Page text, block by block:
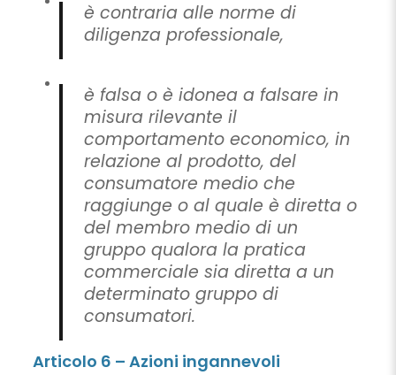
è contraria alle norme di
diligenza professionale,
è falsa o è idonea a falsare in
misura rilevante il
comportamento economico, in
relazione al prodotto, del
consumatore medio che
raggiunge o al quale è diretta o
del membro medio di un
gruppo qualora la pratica
commerciale sia diretta a un
determinato gruppo di
consumatori.
Articolo 6 – Azioni ingannevoli